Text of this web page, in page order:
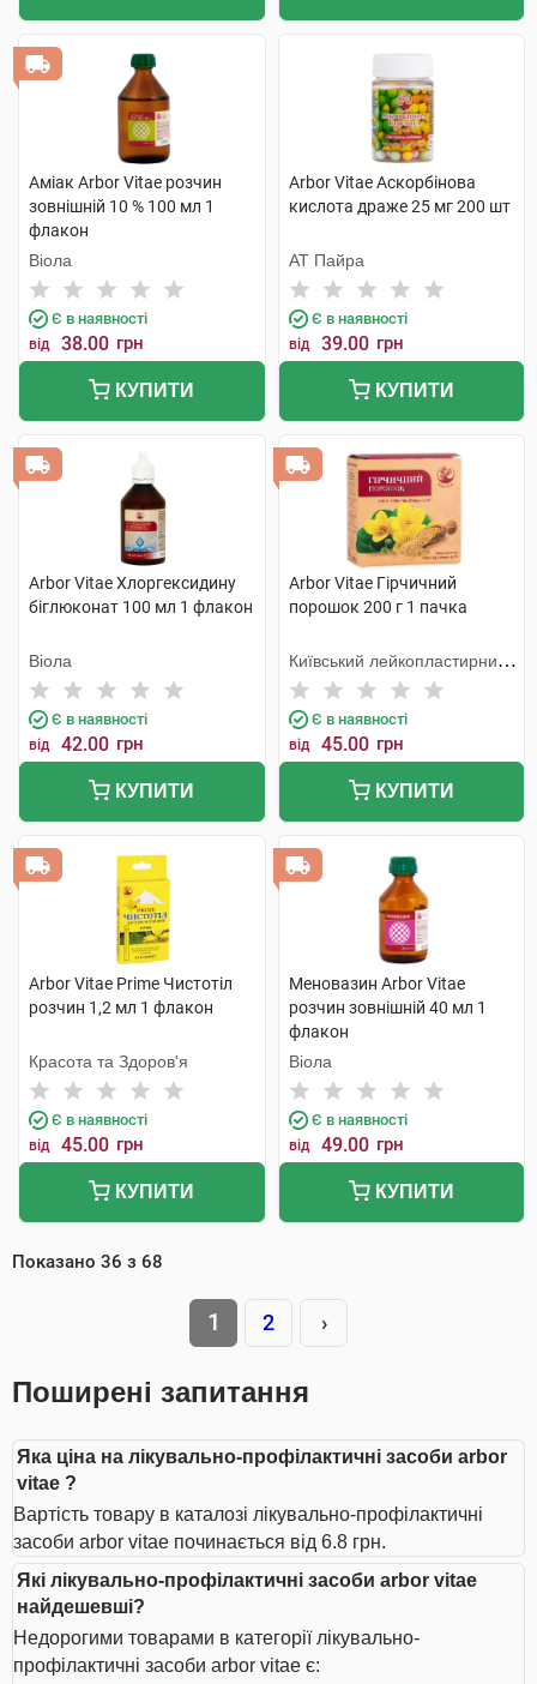
Аміак Arbor Vitae розчин
зовнішній 10 % 100 мл 1
флакон
Віола
Є в наявності
від 38.00 грн
КУПИТИ
Arbor Vitae Аскорбінова
кислота драже 25 мг 200 шт
АТ Пайра
Є в наявності
від 39.00 грн
КУПИТИ
Arbor Vitae Хлоргексидину
біглюконат 100 мл 1 флакон
Віола
Є в наявності
від 42.00 грн
КУПИТИ
Arbor Vitae Гірчичний
порошок 200 г 1 пачка
Київський лейкопластирний
завод Сарепта
Є в наявності
від 45.00 грн
КУПИТИ
Arbor Vitae Prime Чистотіл
розчин 1,2 мл 1 флакон
Красота та Здоров'я
Є в наявності
від 45.00 грн
КУПИТИ
Меновазин Arbor Vitae
розчин зовнішній 40 мл 1
флакон
Віола
Є в наявності
від 49.00 грн
КУПИТИ
Показано 36 з 68
1 2 ›
Поширені запитання
Яка ціна на лікувально-профілактичні засоби arbor
vitae ?
Вартість товару в каталозі лікувально-профілактичні
засоби arbor vitae починається від 6.8 грн.
Які лікувально-профілактичні засоби arbor vitae
найдешевші?
Недорогими товарами в категорії лікувально-
профілактичні засоби arbor vitae є: